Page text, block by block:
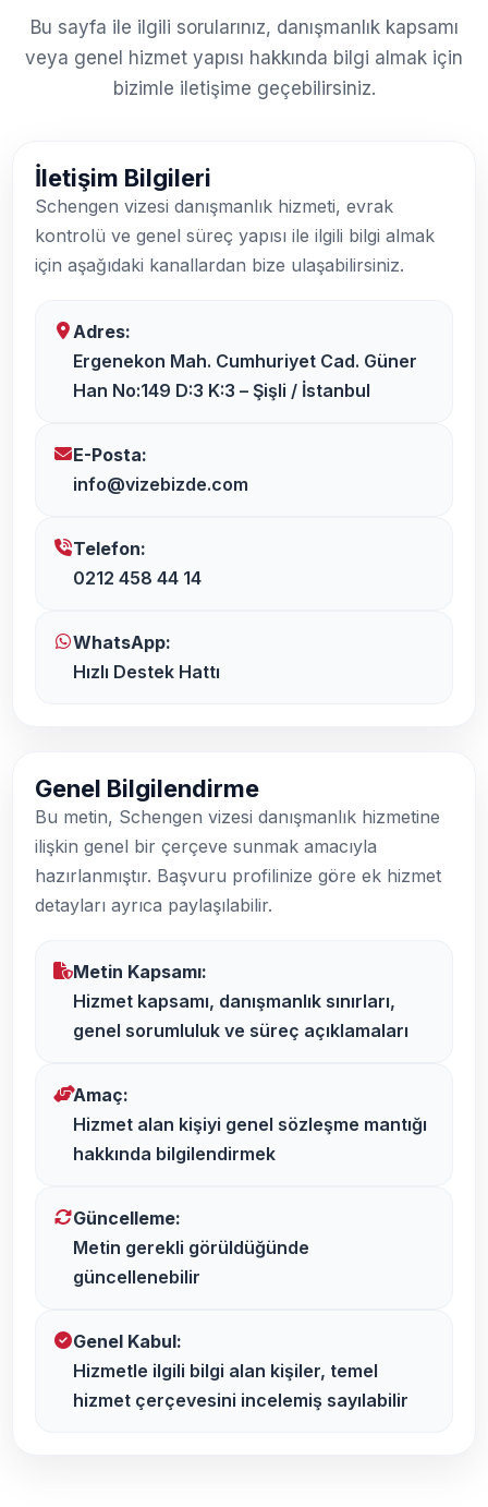
Bu sayfa ile ilgili sorularınız, danışmanlık kapsamı
veya genel hizmet yapısı hakkında bilgi almak için
bizimle iletişime geçebilirsiniz.
İletişim Bilgileri
Schengen vizesi danışmanlık hizmeti, evrak
kontrolü ve genel süreç yapısı ile ilgili bilgi almak
için aşağıdaki kanallardan bize ulaşabilirsiniz.
Adres:
Ergenekon Mah. Cumhuriyet Cad. Güner
Han No:149 D:3 K:3 – Şişli / İstanbul
E-Posta:
info@vizebizde.com
Telefon:
0212 458 44 14
WhatsApp:
Hızlı Destek Hattı
Genel Bilgilendirme
Bu metin, Schengen vizesi danışmanlık hizmetine
ilişkin genel bir çerçeve sunmak amacıyla
hazırlanmıştır. Başvuru profilinize göre ek hizmet
detayları ayrıca paylaşılabilir.
Metin Kapsamı:
Hizmet kapsamı, danışmanlık sınırları,
genel sorumluluk ve süreç açıklamaları
Amaç:
Hizmet alan kişiyi genel sözleşme mantığı
hakkında bilgilendirmek
Güncelleme:
Metin gerekli görüldüğünde
güncellenebilir
Genel Kabul:
Hizmetle ilgili bilgi alan kişiler, temel
hizmet çerçevesini incelemiş sayılabilir